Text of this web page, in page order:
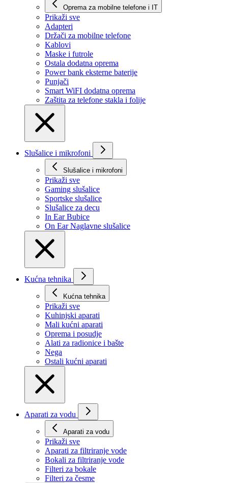
Oprema za mobilne telefone i IT
Prikaži svе
Adapteri
Držači za mobilne telefone
Kablovi
Maske i futrole
Ostala dodatna oprema
Power bank eksterne baterije
Punjači
Smart WiFI dodatna oprema
Zaštita za telefone stakla i folije
Slušalice i mikrofoni
Slušalice i mikrofoni
Prikaži svе
Gaming slušalice
Sportske slušalice
Slušalice za decu
In Ear Bubice
On Ear Naglavne slušalice
Kućna tehnika
Kućna tehnika
Prikaži svе
Kuhinjski aparati
Mali kućni aparati
Oprema i posudje
Alati za radionice i bašte
Nega
Ostali kućni aparati
Aparati za vodu
Aparati za vodu
Prikaži svе
Aparati za filtriranje vode
Bokali za filtriranje vode
Filteri za bokale
Filteri za česme